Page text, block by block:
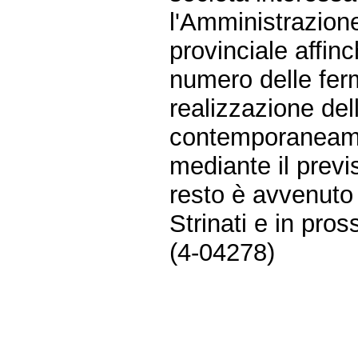
provinciale
numero delle
realizzazione
mediante il
resto è
Strinati e in
(4-04278)